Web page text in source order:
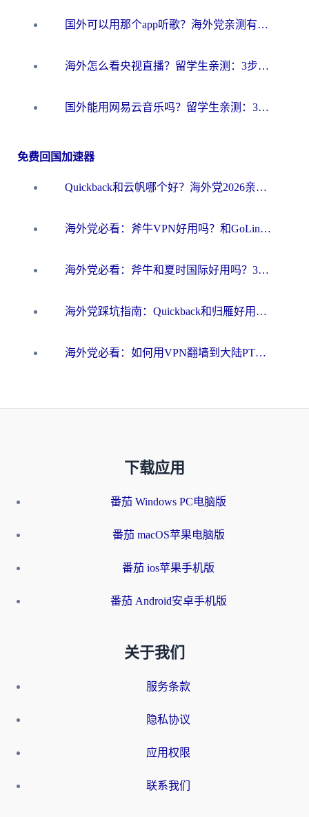
国外可以用那个app听歌？海外党亲测有效的回国加速方案，轻松听国内音乐听书
海外怎么看央视直播？留学生亲测：3步解决版权限制+追剧自由
国外能用网易云音乐吗？留学生亲测：3步解决海外听歌难题
免费回国加速器
Quickback和云帆哪个好？海外党2026亲测指南：选对加速器大陆工具，无缝刷国内剧玩国服
海外党必看：斧牛VPN好用吗？和GoLinkVPN对比哪个回国效果更好？
海外党必看：斧牛和夏时国际好用吗？3步选对回国加速器，无缝刷国内资源
海外党踩坑指南：Quickback和归雁好用吗？选对加速器才能无缝刷国内资源
海外党必看：如何用VPN翻墙到大陆PTT？一篇解决你所有回国加速痛点
下载应用
番茄 Windows PC电脑版
番茄 macOS苹果电脑版
番茄 ios苹果手机版
番茄 Android安卓手机版
关于我们
服务条款
隐私协议
应用权限
联系我们